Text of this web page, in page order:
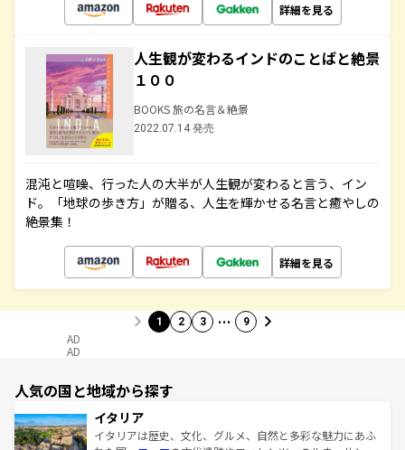
詳細を見る
人生観が変わるインドのことばと絶景
１００
BOOKS 旅の名言＆絶景
2022.07.14 発売
混沌と喧噪、行った人の大半が人生観が変わると言う、イン
ド。「地球の歩き方」が贈る、人生を輝かせる名言と癒やしの
絶景集！
詳細を見る
1 2 3 … 9
AD
AD
人気の国と地域から探す
イタリア
イタリアは歴史、文化、グルメ、自然と多彩な魅力にあふ